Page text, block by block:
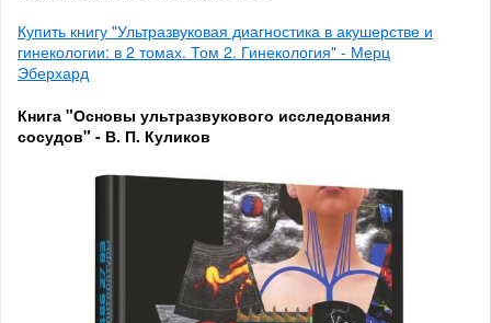
Купить книгу "Ультразвуковая диагностика в акушерстве и
гинекологии: в 2 томах. Том 2. Гинекология" - Мерц
Эберхард
Книга "Основы ультразвукового исследования
сосудов" - В. П. Куликов